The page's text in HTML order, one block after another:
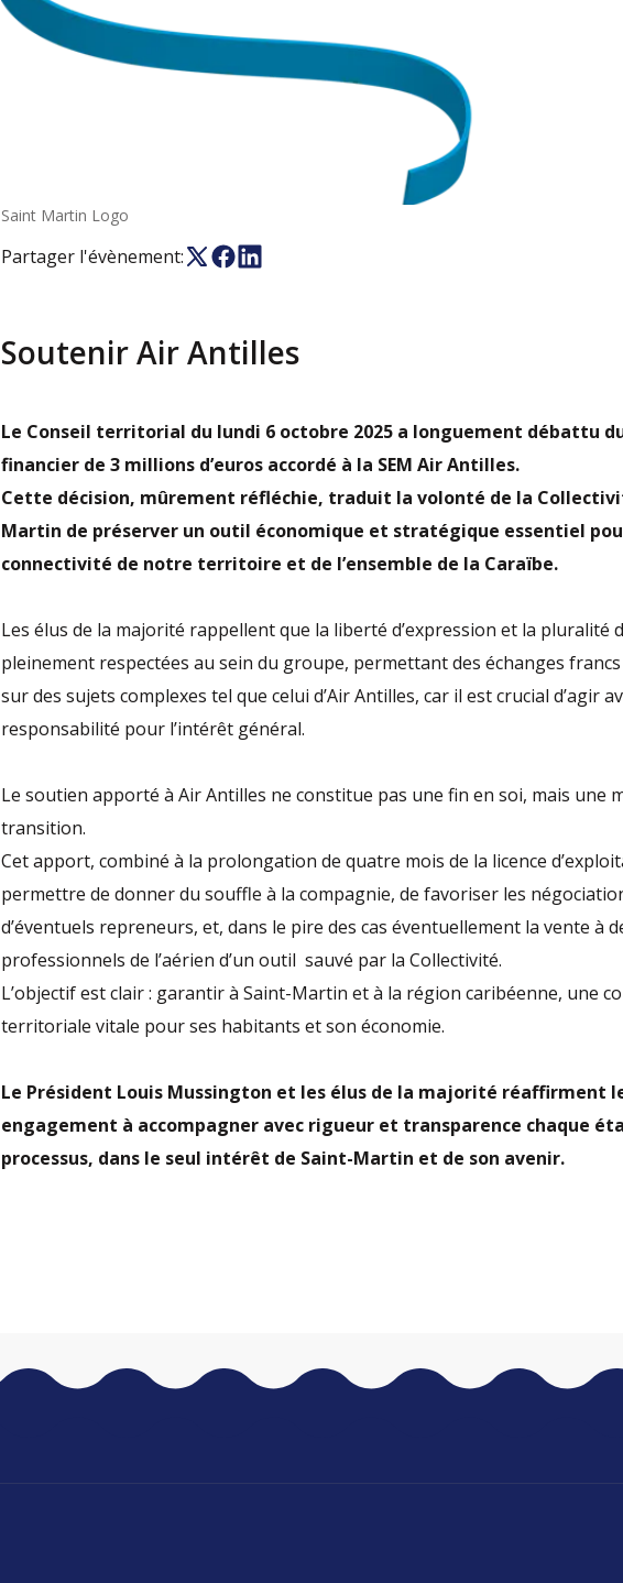
Saint Martin Logo
Partager l'évènement:
Soutenir Air Antilles
Le Conseil territorial du lundi 6 octobre 2025 a longuement débattu
financier de 3 millions d’euros accordé à la SEM Air Antilles.
Cette décision, mûrement réfléchie, traduit la volonté de la
Martin de préserver un outil économique et stratégique essentiel
connectivité de notre territoire et de l’ensemble de la Caraïbe.
Les élus de la majorité rappellent que la liberté d’expression et la pluralité
pleinement respectées au sein du groupe, permettant des échanges
sur des sujets complexes tel que celui d’Air Antilles, car il est crucial d’agir
responsabilité pour l’intérêt général.
Le soutien apporté à Air Antilles ne constitue pas une fin en soi, mais une
transition.
Cet apport, combiné à la prolongation de quatre mois de la licence
permettre de donner du souffle à la compagnie, de favoriser les
d’éventuels repreneurs, et, dans le pire des cas éventuellement la vente à
professionnels de l’aérien d’un outil sauvé par la Collectivité.
L’objectif est clair : garantir à Saint-Martin et à la région caribéenne, une
territoriale vitale pour ses habitants et son économie.
Le Président Louis Mussington et les élus de la majorité réaffirment
engagement à accompagner avec rigueur et transparence chaque
processus, dans le seul intérêt de Saint-Martin et de son avenir.